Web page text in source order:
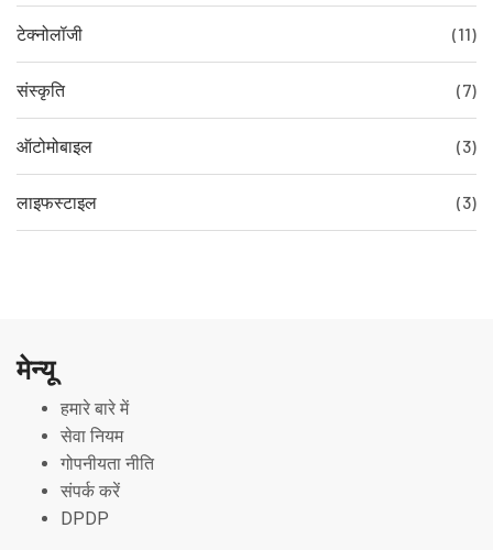
टेक्नोलॉजी (11)
संस्कृति (7)
ऑटोमोबाइल (3)
लाइफस्टाइल (3)
मेन्यू
हमारे बारे में
सेवा नियम
गोपनीयता नीति
संपर्क करें
DPDP